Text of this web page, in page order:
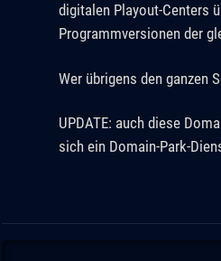
digitalen Playout-Centers
Programmversionen der
Wer übrigens den ganzen
UPDATE: auch diese
sich ein Domain-Park-